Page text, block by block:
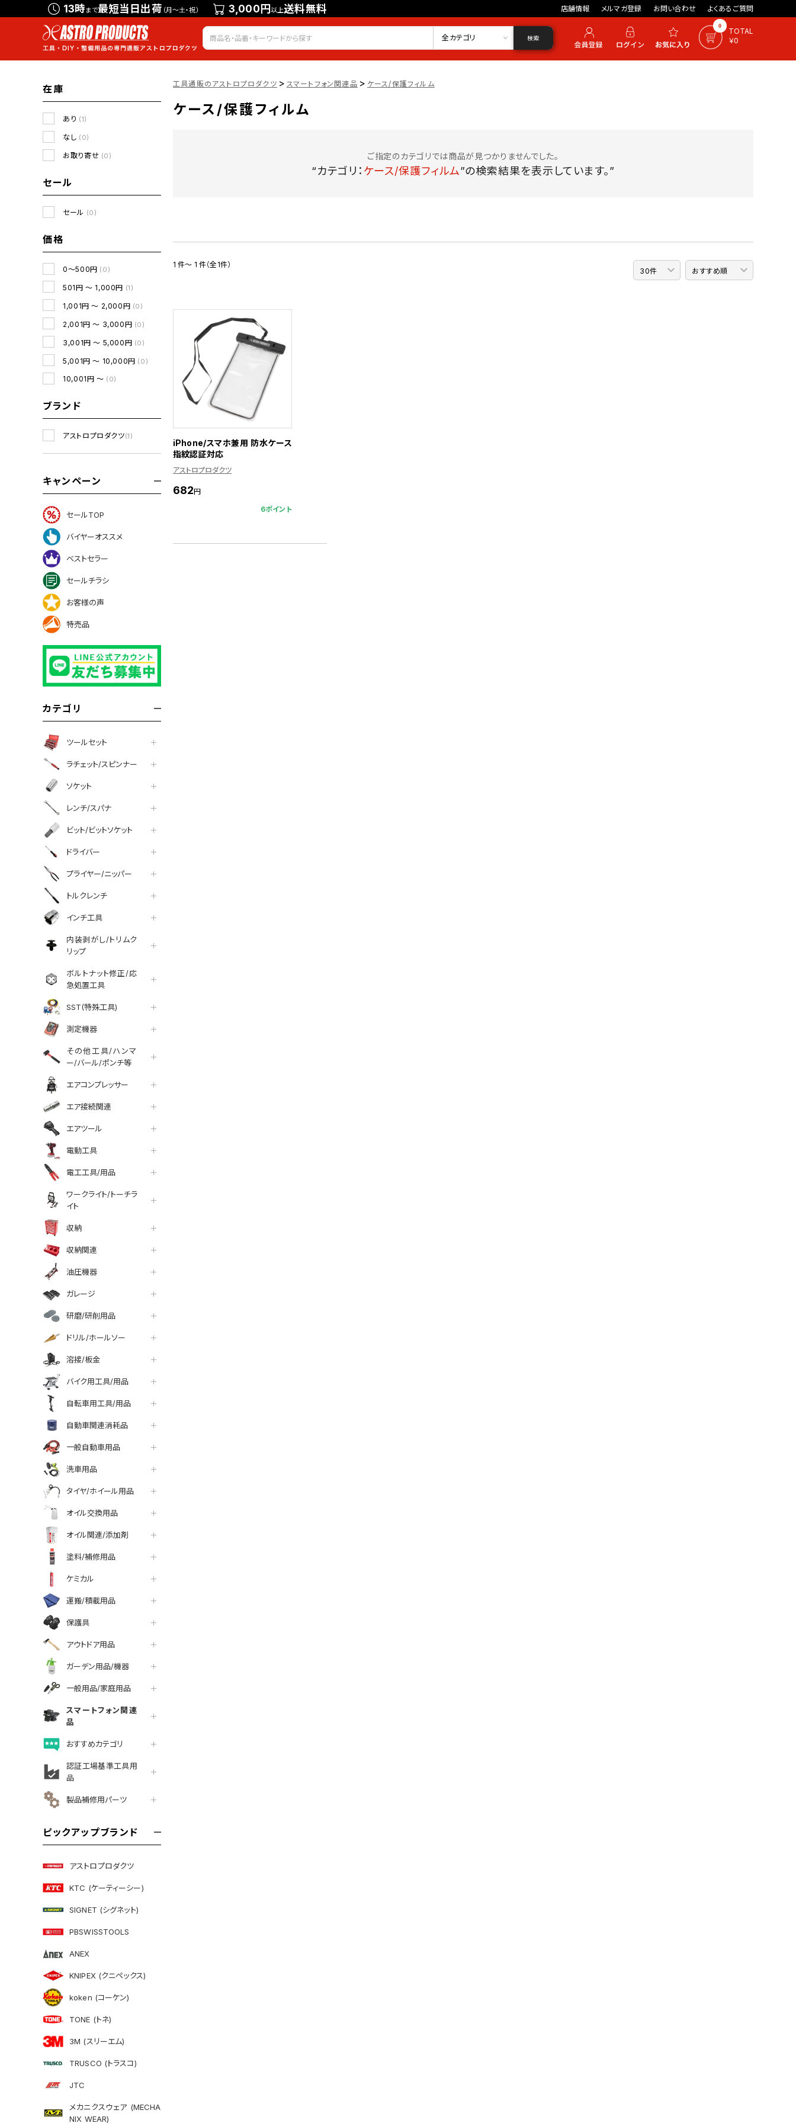
13時まで最短当日出荷 （月～土・祝） 3,000円以上送料無料 店舗情報 メルマガ登録 お問い合わせ よくあるご質問
会員登録 ログイン お気に入り 0
TOTAL
￥0
全カテゴリ 検索
在庫
あり (1)
なし (0)
お取り寄せ (0)
セール
セール (0)
価格
0～500円 (0)
501円 ～ 1,000円 (1)
1,001円 ～ 2,000円 (0)
2,001円 ～ 3,000円 (0)
3,001円 ～ 5,000円 (0)
5,001円 ～ 10,000円 (0)
10,001円 ～ (0)
ブランド
アストロプロダクツ(1)
キャンペーン
セールTOP
バイヤーオススメ
ベストセラー
セールチラシ
お客様の声
特売品
カテゴリ
ツールセット
ラチェット/スピンナー
ソケット
レンチ/スパナ
ビット/ビットソケット
ドライバー
プライヤー/ニッパー
トルクレンチ
インチ工具
内装剥がし/トリムク
リップ
ボルトナット修正/応
急処置工具
SST(特殊工具)
測定機器
その他工具/ハンマ
ー/バール/ポンチ等
エアコンプレッサー
エア接続関連
エアツール
電動工具
電工工具/用品
ワークライト/トーチラ
イト
収納
収納関連
油圧機器
ガレージ
研磨/研削用品
ドリル/ホールソー
溶接/板金
バイク用工具/用品
自転車用工具/用品
自動車関連消耗品
一般自動車用品
洗車用品
タイヤ/ホイール用品
オイル交換用品
オイル関連/添加剤
塗料/補修用品
ケミカル
運搬/積載用品
保護具
アウトドア用品
ガーデン用品/機器
一般用品/家庭用品
スマートフォン関連
品
おすすめカテゴリ
認証工場基準工具用
品
製品補修用パーツ
ピックアップブランド
アストロプロダクツ
KTC (ケーティーシー)
SIGNET (シグネット)
PBSWISSTOOLS
ANEX
KNIPEX (クニペックス)
koken (コーケン)
TONE (トネ)
3M (スリーエム)
TRUSCO (トラスコ)
JTC
メカニクスウェア (MECHA
NIX WEAR)
工具通販のアストロプロダクツ > スマートフォン関連品 > ケース/保護フィルム
ケース/保護フィルム
ご指定のカテゴリでは商品が見つかりませんでした。
“カテゴリ： ケース/保護フィルム”の検索結果を表示しています。”
1 件～ 1 件（全1件）
iPhone/スマホ兼用 防水ケース
指紋認証対応
アストロプロダクツ
682円
6ポイント